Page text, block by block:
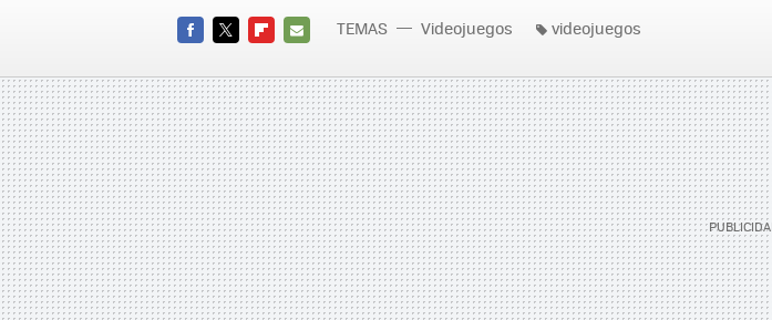
MAIL
TEMAS Videojuegos videojuegos